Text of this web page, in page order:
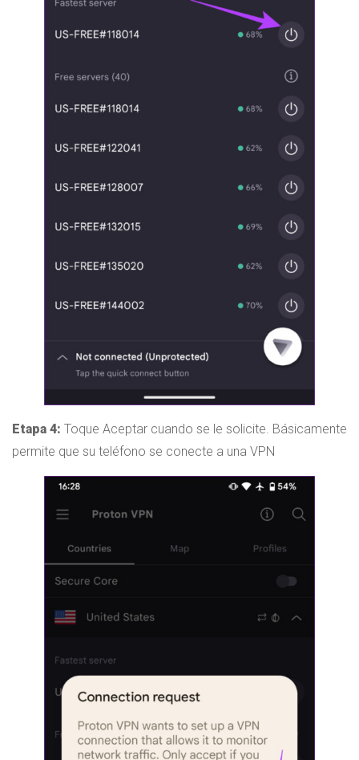
Etapa 4: Toque Aceptar cuando se le solicite. Básicamente
permite que su teléfono se conecte a una VPN